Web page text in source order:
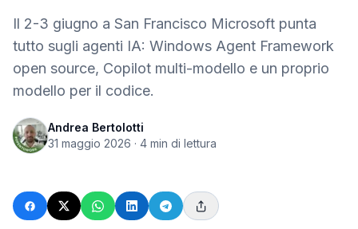
Il 2-3 giugno a San Francisco Microsoft punta
tutto sugli agenti IA: Windows Agent Framework
open source, Copilot multi-modello e un proprio
modello per il codice.
Andrea Bertolotti
31 maggio 2026 · 4 min di lettura